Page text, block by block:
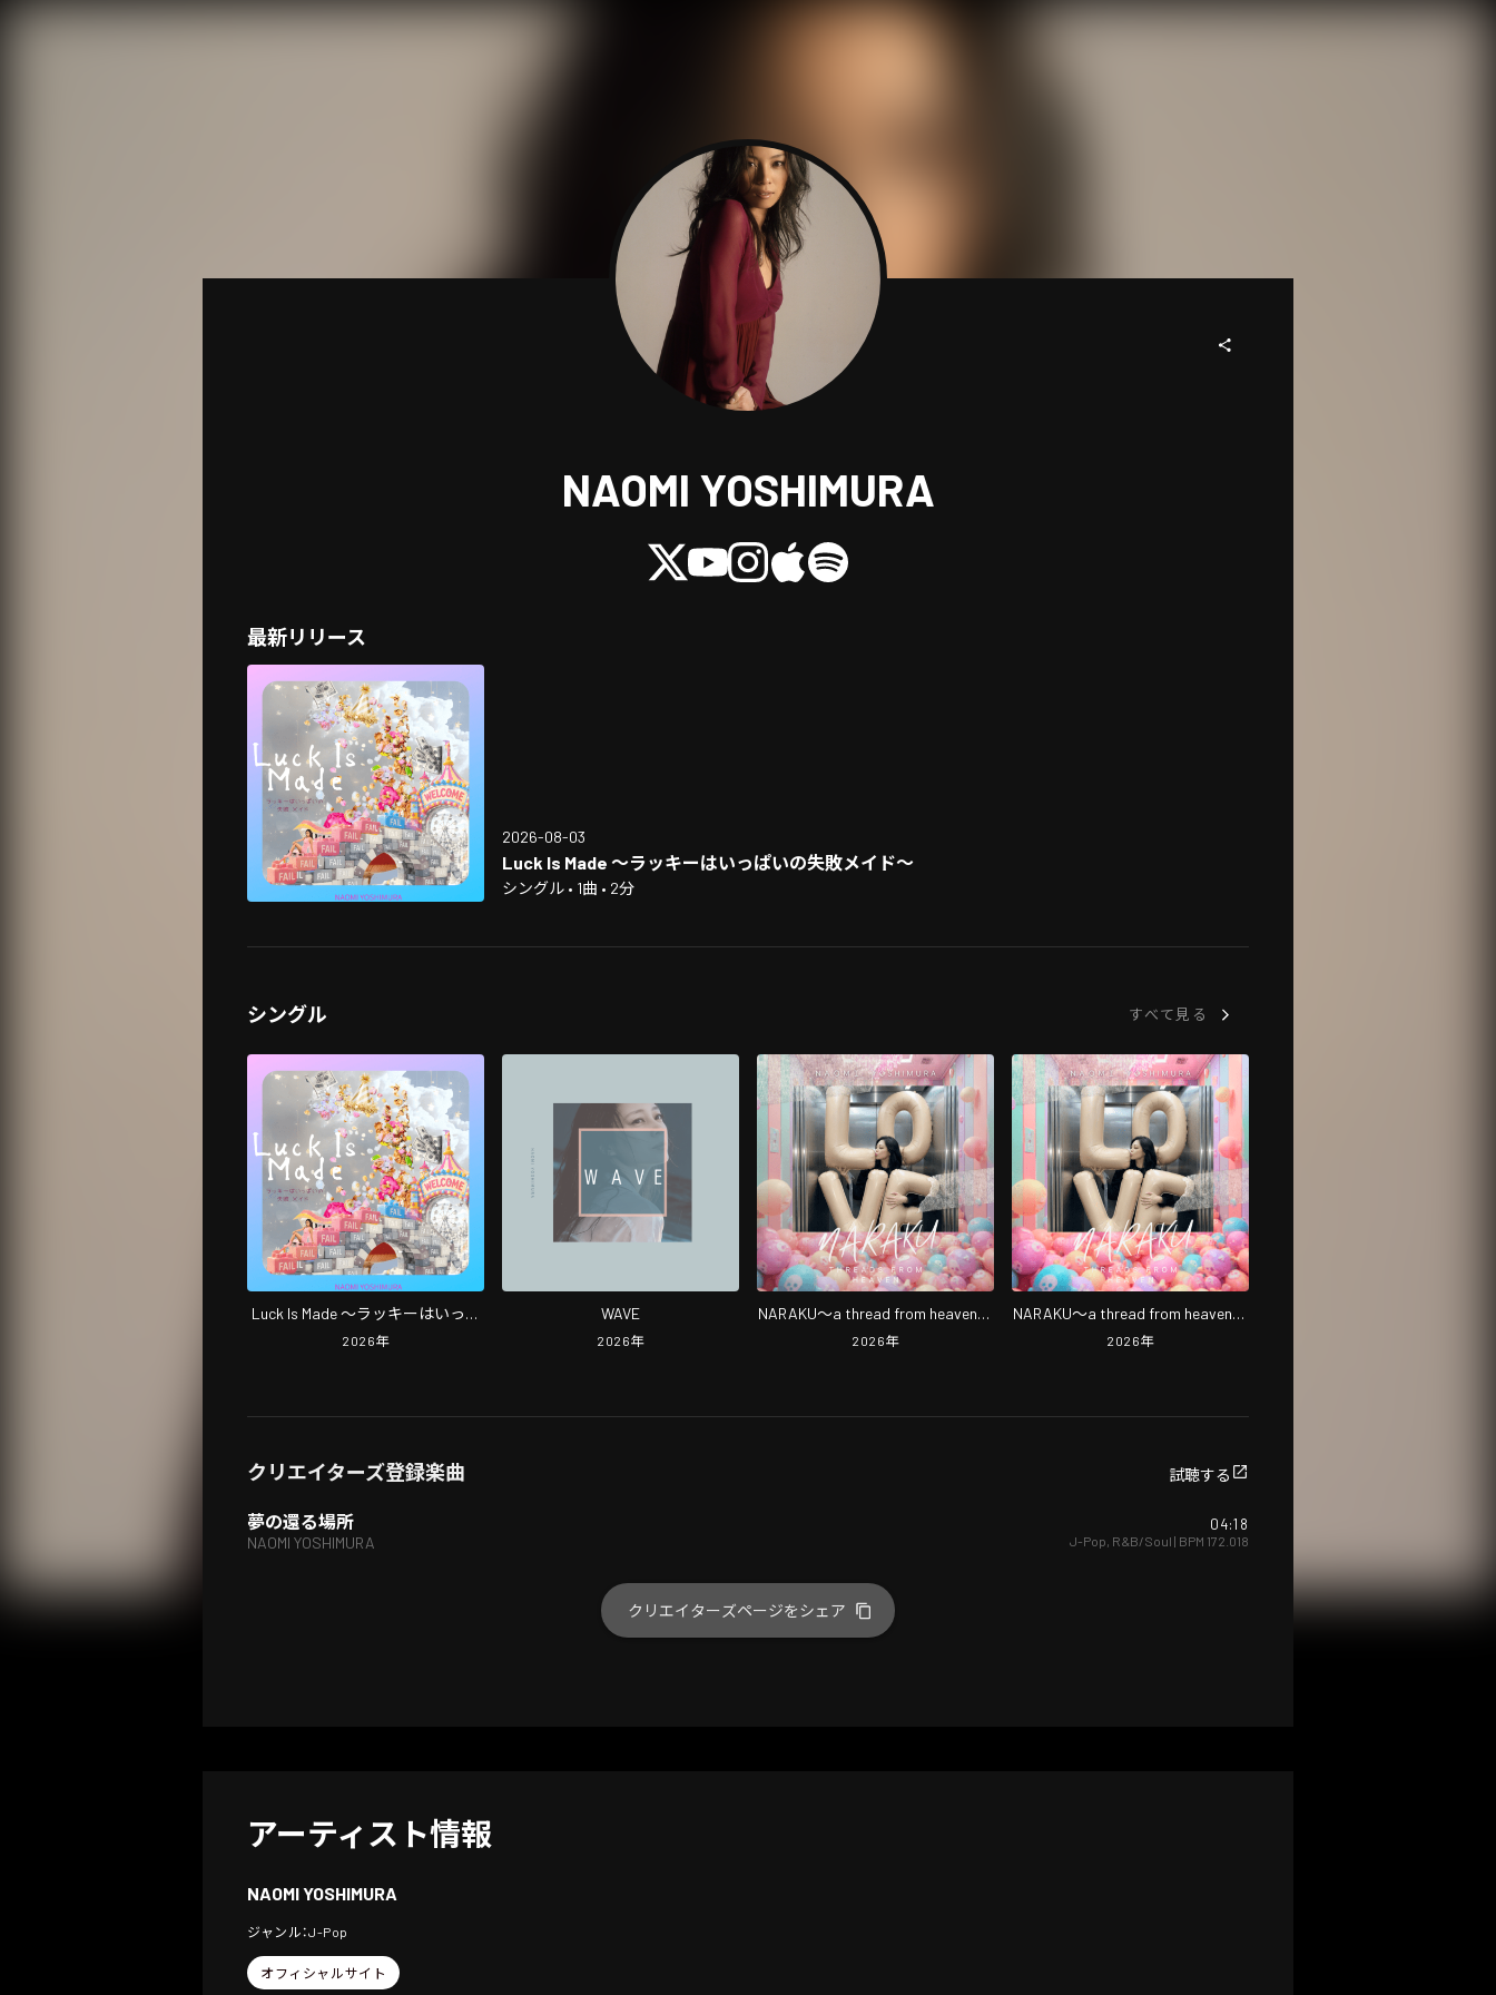
NAOMI YOSHIMURA
最新リリース
2026-08-03
Luck Is Made ～ラッキーはいっぱいの失敗メイド～
シングル • 1曲 • 2分
シングル すべて見る
Luck Is Made ～ラッキーはいっぱ
いの失敗メイド～
2026年
WAVE
2026年
NARAKU～a thread from heaven～
奈落編 (NARAKU～a thread from
2026年
NARAKU～a thread from heaven～
奈落編
2026年
クリエイターズ登録楽曲 試聴する
夢の還る場所
NAOMI YOSHIMURA
04:18
J-Pop R&B/Soul | BPM 172.018
クリエイターズページをシェア
アーティスト情報
NAOMI YOSHIMURA
ジャンル：J-Pop
オフィシャルサイト